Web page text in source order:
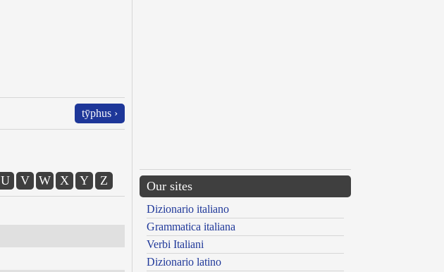
tȳphus ›
U V W X Y Z Our sites
Dizionario italiano
Grammatica italiana
Verbi Italiani
Dizionario latino